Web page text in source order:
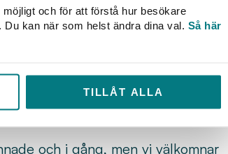
och för att förstå hur besökare
kan när som helst ändra dina val. Så här
TILLÅT ALLA
2.0, ett projekt som
Du kan vara med och
nu i juni. Det bygger vidare
effektivisera och förbättra
och i gång, men vi välkomnar